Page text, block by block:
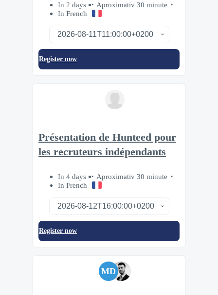
In 2 days
Aproximativ 30 minute
In French
Register now
Présentation de Hunteed pour
les recruteurs indépendants
In 4 days
Aproximativ 30 minute
In French
Register now
MD